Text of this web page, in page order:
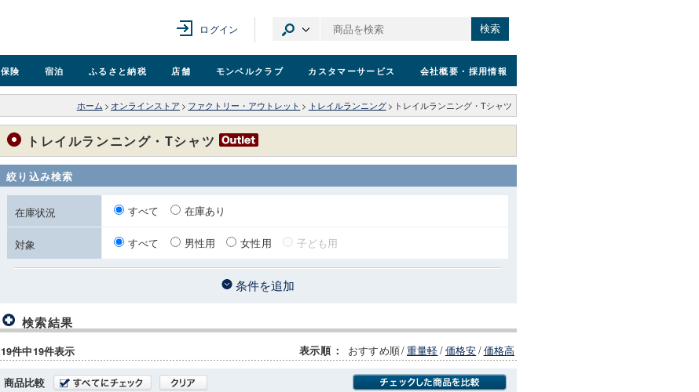
ログイン 検索
保険 宿泊 ふるさと納税 店舗 モンベルクラブ カスタマーサービス 会社概要 ・採用情報
ホーム > オンラインストア > ファクトリー・アウトレット > トレイルランニング > トレイルランニング・Tシャツ
トレイルランニング・Tシャツ
絞り込み検索
在庫状況 すべて 在庫あり
対象 すべて 男性用 女性用 子ども用
条件を追加
検索結果
19件中19件表示 表示順 ： おすすめ順/重量軽/価格安/価格高
商品比較